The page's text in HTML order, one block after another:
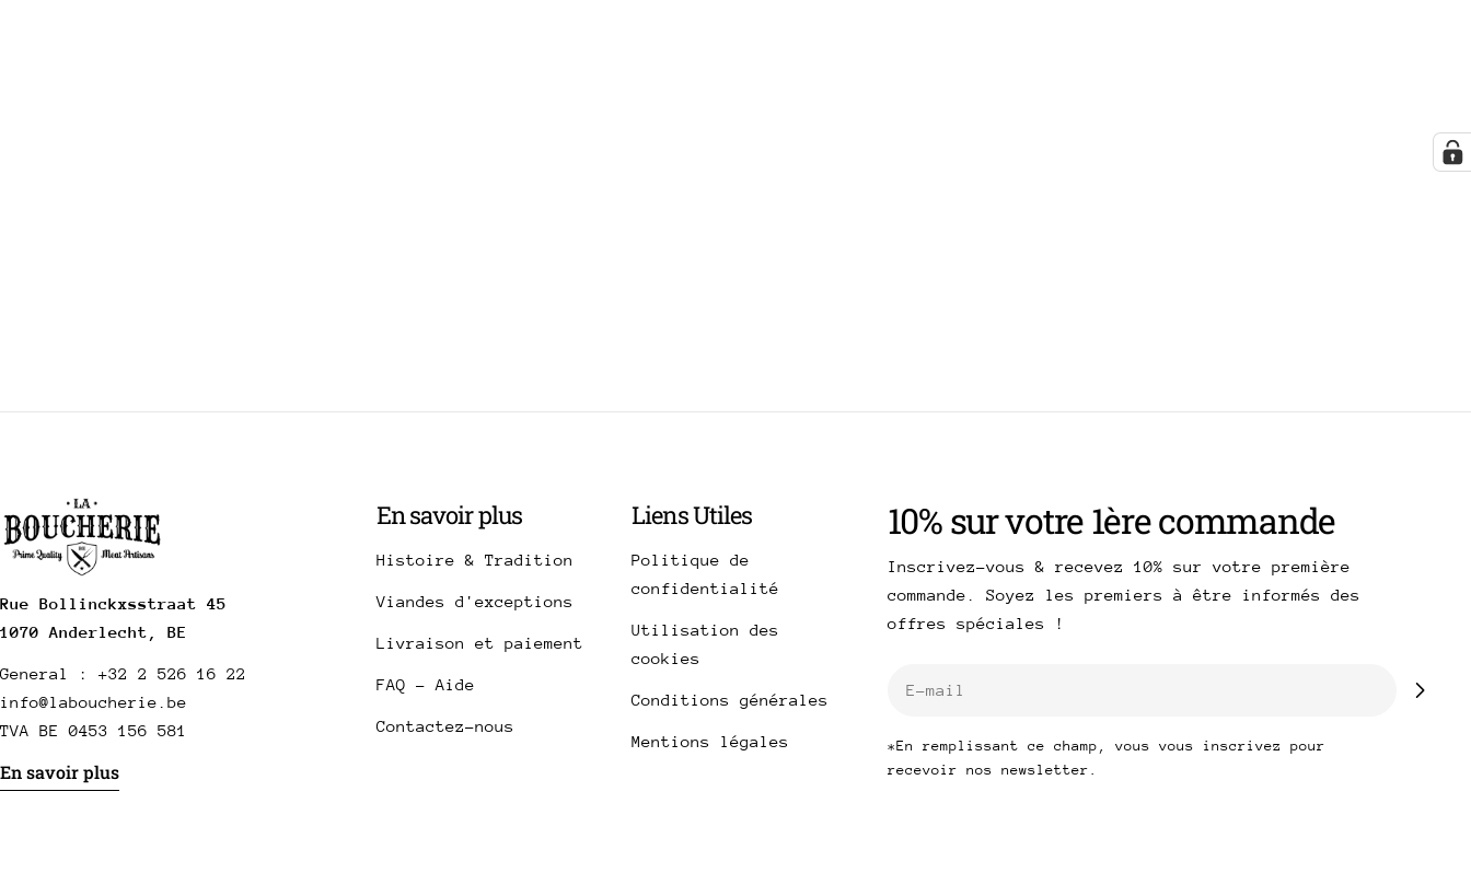
Rue Bollinckxsstraat 45
1070 Anderlecht, BE
General : +32 2 526 16 22
info@laboucherie.be
TVA BE 0453 156 581
En savoir plus
En savoir plus
Histoire & Tradition
Viandes d'exceptions
Livraison et paiement
FAQ - Aide
Contactez-nous
Liens Utiles
Politique de
confidentialité
Utilisation des
cookies
Conditions générales
Mentions légales
10% sur votre 1ère commande
Inscrivez-vous & recevez 10% sur votre première
commande. Soyez les premiers à être informés des
offres spéciales !
*En remplissant ce champ, vous vous inscrivez pour
recevoir nos newsletter.